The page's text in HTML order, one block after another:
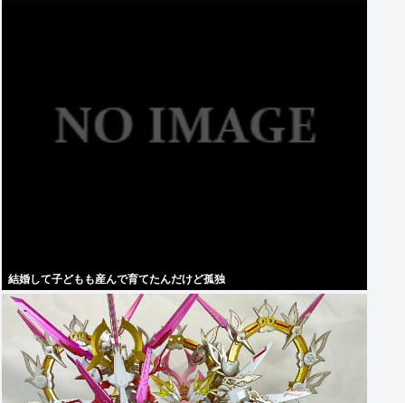
結婚して子どもも産んで育てたんだけど孤独